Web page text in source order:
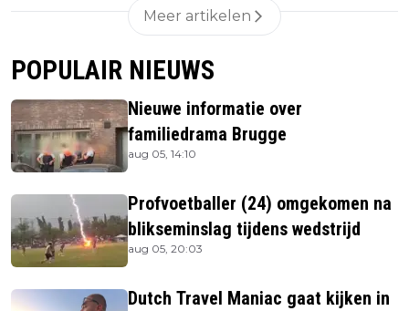
Meer artikelen
POPULAIR NIEUWS
Nieuwe informatie over
familiedrama Brugge
aug 05, 14:10
Profvoetballer (24) omgekomen na
blikseminslag tijdens wedstrijd
aug 05, 20:03
Dutch Travel Maniac gaat kijken in